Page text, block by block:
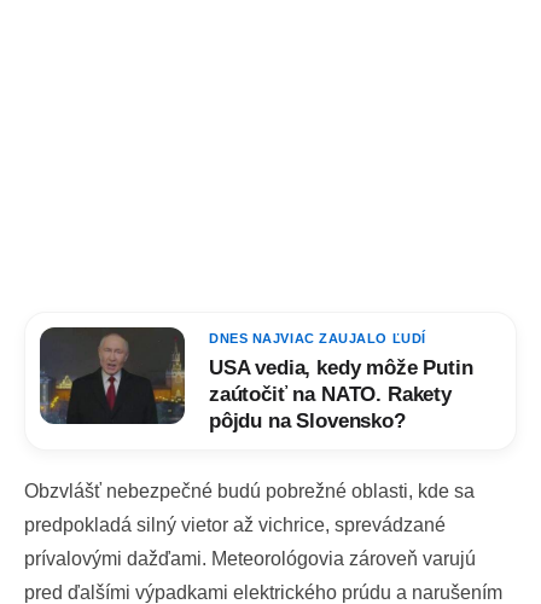
DNES NAJVIAC ZAUJALO ĽUDÍ
USA vedia, kedy môže Putin
zaútočiť na NATO. Rakety
pôjdu na Slovensko?
Obzvlášť nebezpečné budú pobrežné oblasti, kde sa
predpokladá silný vietor až vichrice, sprevádzané
prívalovými dažďami. Meteorológovia zároveň varujú
pred ďalšími výpadkami elektrického prúdu a narušením